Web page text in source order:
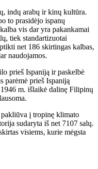
indų arabų ir kinų kultūra.
to prasidėjo ispanų
vis dar yra pakankamai
tiek standartizuotai
net 186 skirtingas kalbas,
naudojamos.
prieš Ispaniją ir paskelbė
parėmė prieš Ispaniją
m. išlaikė dalinę Filipinų
į tropinę klimato
sudaryta iš net 7107 salų.
visiems, kurie mėgsta